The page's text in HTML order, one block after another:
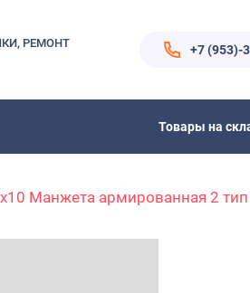
РЕМОНТ
+7 (953)-
Товары на
Манжета армированная 2 тип